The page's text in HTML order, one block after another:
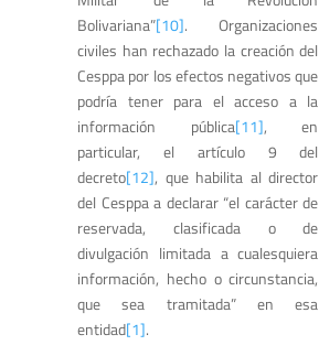
Bolivariana”[10]. Organizaciones
civiles han rechazado la creación del
Cesppa por los efectos negativos que
podría tener para el acceso a la
información pública[11], en
particular, el artículo 9 del
decreto[12], que habilita al director
del Cesppa a declarar “el carácter de
reservada, clasificada o de
divulgación limitada a cualesquiera
información, hecho o circunstancia,
que sea tramitada” en esa
entidad[1].